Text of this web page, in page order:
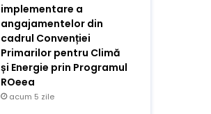
implementare a
angajamentelor din
cadrul Convenției
Primarilor pentru Climă
și Energie prin Programul
ROeea
acum 5 zile